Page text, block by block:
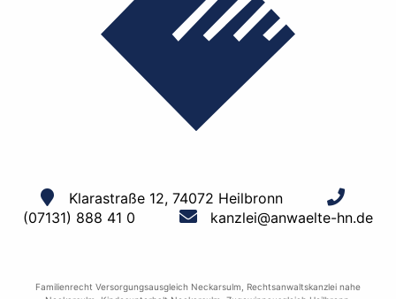
Klarastraße 12, 74072 Heilbronn
(07131) 888 41 0
kanzlei@anwaelte-hn.de
Familienrecht Versorgungsausgleich Neckarsulm
Rechtsanwaltskanzlei nahe